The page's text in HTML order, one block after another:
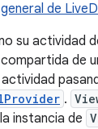
de
su actividad
de
.
instancia de